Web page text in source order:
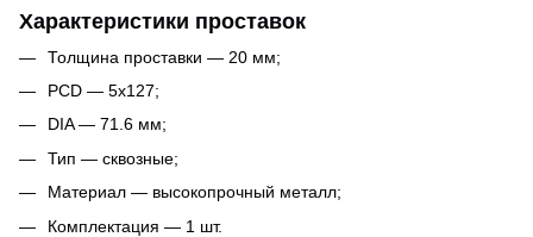
Характеристики проставок
Толщина проставки — 20 мм;
PCD — 5x127;
DIA — 71.6 мм;
Тип — сквозные;
Материал — высокопрочный металл;
Комплектация — 1 шт.